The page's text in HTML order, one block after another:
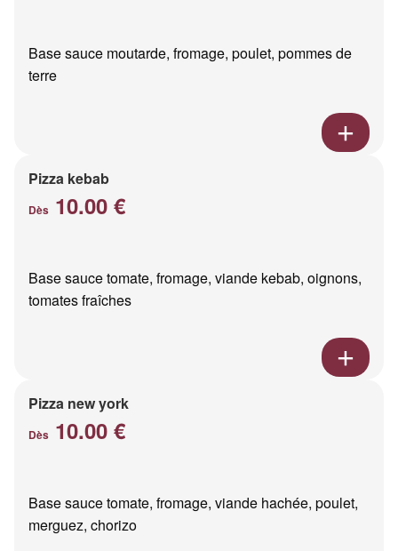
Base sauce moutarde, fromage, poulet, pommes de
terre
Pizza kebab
Dès 10.00 €
Base sauce tomate, fromage, viande kebab, oignons,
tomates fraîches
Pizza new york
Dès 10.00 €
Base sauce tomate, fromage, viande hachée, poulet,
merguez, chorizo